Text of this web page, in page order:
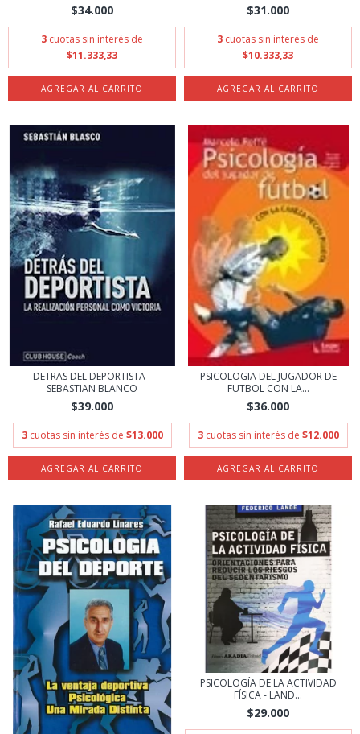
$34.000
3 cuotas sin interés de
$11.333,33
$31.000
3 cuotas sin interés de
$10.333,33
DETRAS DEL DEPORTISTA -
SEBASTIAN BLANCO
$39.000
3 cuotas sin interés de $13.000
PSICOLOGIA DEL JUGADOR DE
FUTBOL CON LA...
$36.000
3 cuotas sin interés de $12.000
PSICOLOGÍA DE LA ACTIVIDAD
FÍSICA - LAND...
$29.000